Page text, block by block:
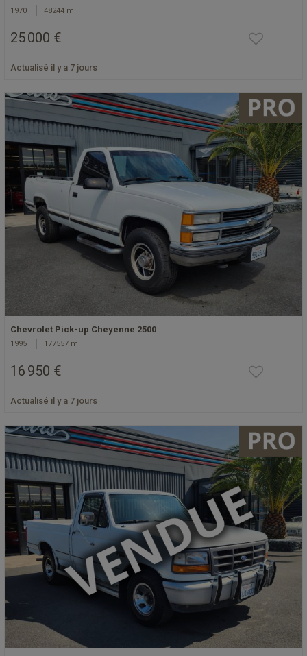
1970 48244 mi
25 000 €
Actualisé il y a 7 jours
Chevrolet Pick-up Cheyenne 2500
1995 177557 mi
16 950 €
Actualisé il y a 7 jours